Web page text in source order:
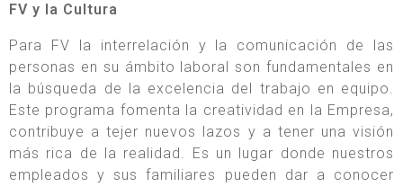
FV y la Cultura
Para FV la interrelación y la comunicación de las
personas en su ámbito laboral son fundamentales en
la búsqueda de la excelencia del trabajo en equipo.
Este programa fomenta la creatividad en la Empresa,
contribuye a tejer nuevos lazos y a tener una visión
más rica de la realidad. Es un lugar donde nuestros
empleados y sus familiares pueden dar a conocer